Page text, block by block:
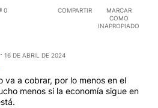
0 COMPARTIR
MARCAR
COMO
INAPROPIADO
16 DE ABRIL DE 2024
va a cobrar, por lo menos en el
menos si la economía sigue en